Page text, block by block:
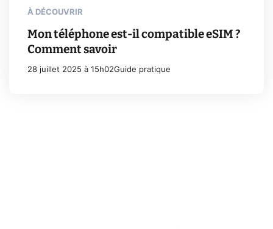
À DÉCOUVRIR
Mon téléphone est-il compatible eSIM ?
Comment savoir
28 juillet 2025 à 15h02Guide pratique